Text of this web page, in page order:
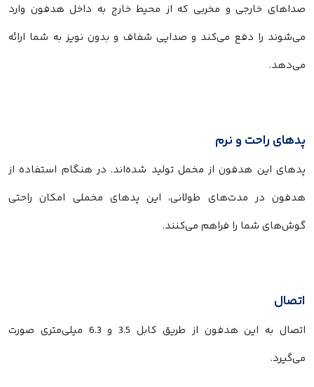
صداهای خارجی و مخربی که از محیط خارج به داخل هدفون وارد
می‌شوند را دفع می‌کند و صدایی شفاف و بدون نویز به شما ارائه
می‌دهد.
پدهای راحت و نرم
پدهای این هدفون از مخمل تولید شده‌اند. در هنگام استفاده از
هدفون در مدت‌های طولانی، این پدهای مخملی امکان راحتی
گوش‌های شما را فراهم می‌کنند.
اتصال
اتصال به این هدفون از طریق کابل 3.5 و 6.3 میلی‌متری صورت
می‌گیرد.